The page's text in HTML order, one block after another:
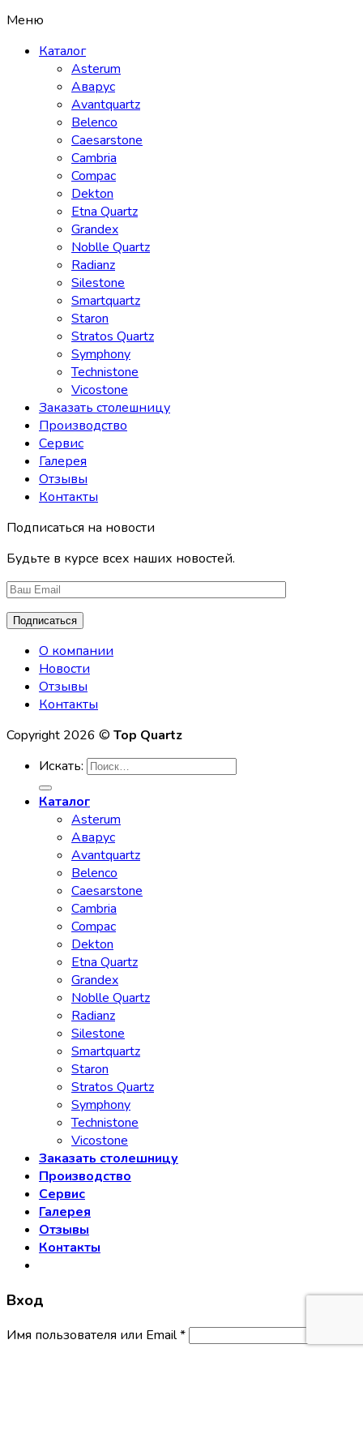
Меню
Каталог
Asterum
Аварус
Avantquartz
Belenco
Caesarstone
Cambria
Compac
Dekton
Etna Quartz
Grandex
Noblle Quartz
Radianz
Silestone
Smartquartz
Staron
Stratos Quartz
Symphony
Technistone
Vicostone
Заказать столешницу
Производство
Сервис
Галерея
Отзывы
Контакты
Подписаться на новости
Будьте в курсе всех наших новостей.
О компании
Новости
Отзывы
Контакты
Copyright 2026 © Top Quartz
Искать:
Каталог
Asterum
Аварус
Avantquartz
Belenco
Caesarstone
Cambria
Compac
Dekton
Etna Quartz
Grandex
Noblle Quartz
Radianz
Silestone
Smartquartz
Staron
Stratos Quartz
Symphony
Technistone
Vicostone
Заказать столешницу
Производство
Сервис
Галерея
Отзывы
Контакты
Вход
Имя пользователя или Email*